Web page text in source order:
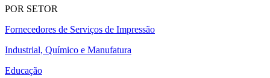
POR SETOR
Fornecedores de Serviços de Impressão
Industrial, Químico e Manufatura
Educação